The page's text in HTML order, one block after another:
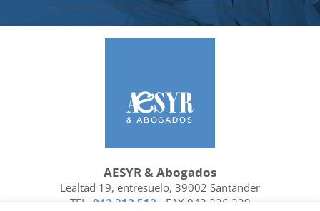
AESYR & Abogados
Lealtad 19, entresuelo, 39002 Santander
TEL. 942 312 512 - FAX 942 226 329